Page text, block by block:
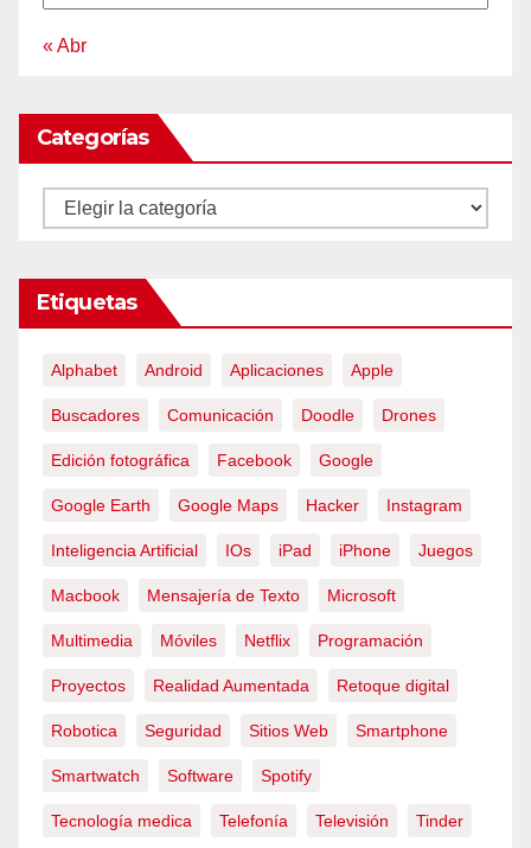
« Abr
Categorías
Categorías
Etiquetas
Alphabet Android Aplicaciones Apple
Buscadores Comunicación Doodle Drones
Edición fotográfica Facebook Google
Google Earth Google Maps Hacker Instagram
Inteligencia Artificial IOs iPad iPhone Juegos
Macbook Mensajería de Texto Microsoft
Multimedia Móviles Netflix Programación
Proyectos Realidad Aumentada Retoque digital
Robotica Seguridad Sitios Web Smartphone
Smartwatch Software Spotify
Tecnología medica Telefonía Televisión Tinder